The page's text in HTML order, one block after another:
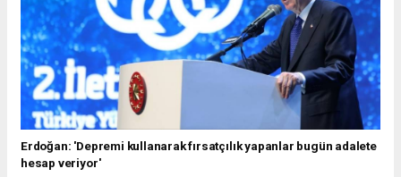
Erdoğan: 'Depremi kullanarak fırsatçılık yapanlar bugün adalete
hesap veriyor'